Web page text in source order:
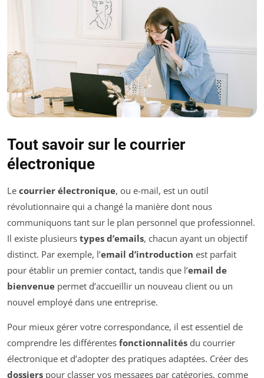
Tout savoir sur le courrier
électronique
Le courrier électronique, ou e-mail, est un outil
révolutionnaire qui a changé la manière dont nous
communiquons tant sur le plan personnel que professionnel.
Il existe plusieurs types d’emails, chacun ayant un objectif
distinct. Par exemple, l’email d’introduction est parfait
pour établir un premier contact, tandis que l’email de
bienvenue permet d’accueillir un nouveau client ou un
nouvel employé dans une entreprise.
Pour mieux gérer votre correspondance, il est essentiel de
comprendre les différentes fonctionnalités du courrier
électronique et d’adopter des pratiques adaptées. Créer des
dossiers pour classer vos messages par catégories, comme